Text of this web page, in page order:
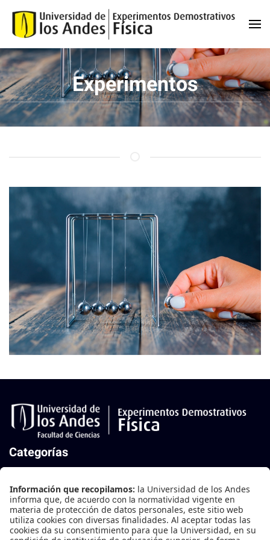
Skip to main content
Experimentos
Mecánica
Categorías
Mecánica de Fluidos
Oscilaciones y Ondas
Termodinámica